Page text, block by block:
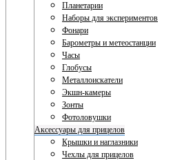
Планетарии
Наборы для экспериментов
Фонари
Барометры и метеостанции
Часы
Глобусы
Металлоискатели
Экшн-камеры
Зонты
Фотоловушки
Аксессуары для прицелов
Крышки и наглазники
Чехлы для прицелов